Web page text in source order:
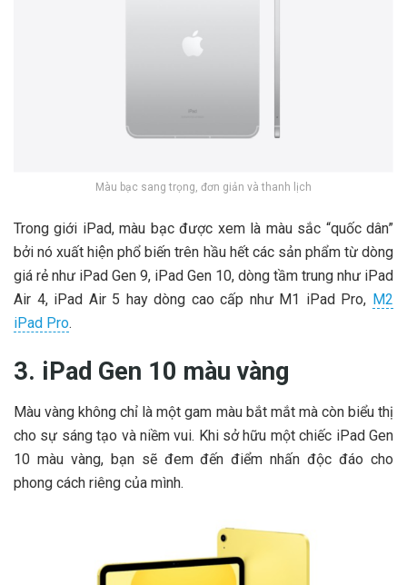
Màu bạc sang trọng, đơn giản và thanh lịch
Trong giới iPad, màu bạc được xem là màu sắc “quốc dân”
bởi nó xuất hiện phổ biến trên hầu hết các sản phẩm từ dòng
giá rẻ như iPad Gen 9, iPad Gen 10, dòng tầm trung như iPad
Air 4, iPad Air 5 hay dòng cao cấp như M1 iPad Pro, M2
iPad Pro.
3. iPad Gen 10 màu vàng
Màu vàng không chỉ là một gam màu bắt mắt mà còn biểu thị
cho sự sáng tạo và niềm vui. Khi sở hữu một chiếc iPad Gen
10 màu vàng, bạn sẽ đem đến điểm nhấn độc đáo cho
phong cách riêng của mình.